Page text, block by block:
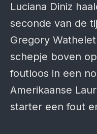
Luciana Diniz
seconde van de
Gregory
schepje boven
foutloos in een
Amerikaanse
starter een fout